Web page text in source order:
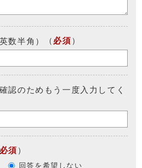
数半角） （ 必須 ）
認のためもう一度入力してく
必須 ）
回答を希望しない